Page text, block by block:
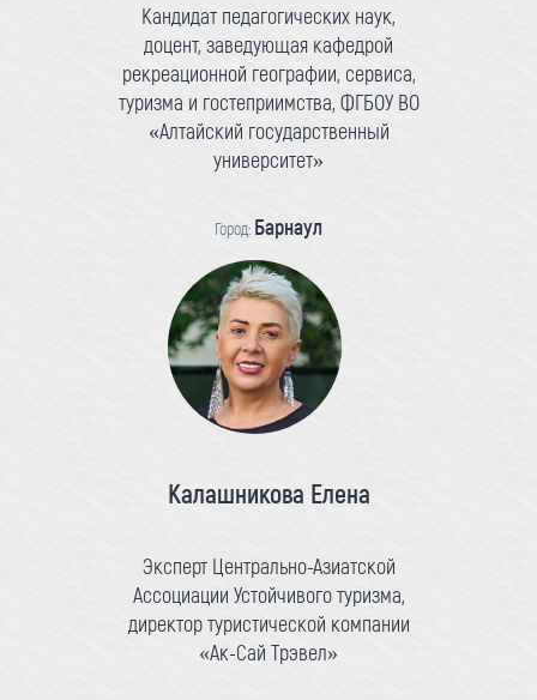
Кандидат педагогических наук,
доцент, заведующая кафедрой
рекреационной географии, сервиса,
туризма и гостеприимства, ФГБОУ ВО
«Алтайский государственный
университет»
Город: Барнаул
Калашникова Елена
Эксперт Центрально-Азиатской
Ассоциации Устойчивого туризма,
директор туристической компании
«Ак-Сай Трэвел»